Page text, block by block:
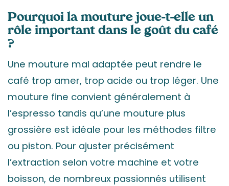
Pourquoi la mouture joue-t-elle un
rôle important dans le goût du café
?
Une mouture mal adaptée peut rendre le
café trop amer, trop acide ou trop léger. Une
mouture fine convient généralement à
l’espresso tandis qu’une mouture plus
grossière est idéale pour les méthodes filtre
ou piston. Pour ajuster précisément
l’extraction selon votre machine et votre
boisson, de nombreux passionnés utilisent